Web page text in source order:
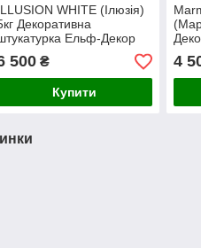
WHITE (Ілюзія)
Декоративна
Ельф-Декор
500₴
Купити
4